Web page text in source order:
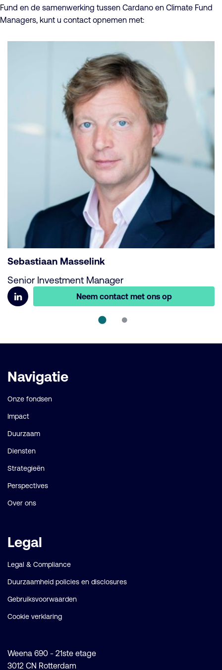
Fund en de samenwerking tussen Cardano en Climate Fund
Managers, kunt u contact opnemen met:
Sebastiaan Masselink
Senior Investment Manager
Neem contact met ons op
Belangrijke
links
Navigatie
Onze fondsen
Impact
Duurzaam
Diensten
Strategieën
Perspectives
Over ons
Legal
Legal & Compliance
Duurzaamheid policies en disclosures
Gebruiksvoorwaarden
Cookie verklaring
Weena 690 - 21ste etage
3012 CN Rotterdam